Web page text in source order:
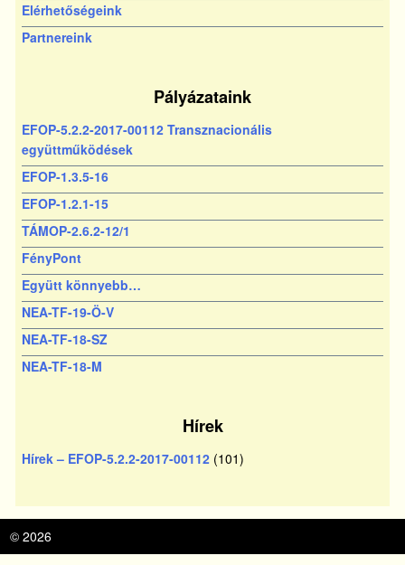
Elérhetőségeink
Partnereink
Pályázataink
EFOP-5.2.2-2017-00112 Transznacionális
együttműködések
EFOP-1.3.5-16
EFOP-1.2.1-15
TÁMOP-2.6.2-12/1
FényPont
Együtt könnyebb…
NEA-TF-19-Ö-V
NEA-TF-18-SZ
NEA-TF-18-M
Hírek
Hírek – EFOP-5.2.2-2017-00112(101)
© 2026